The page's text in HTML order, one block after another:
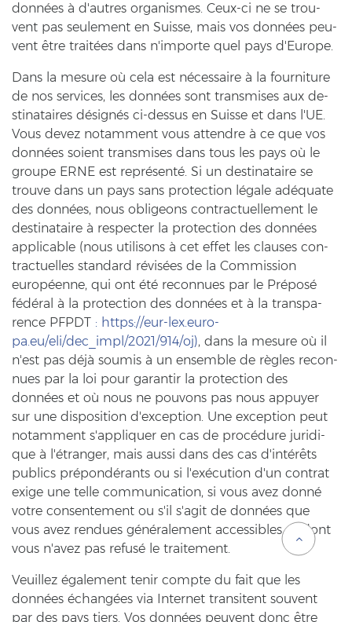
données à d'autres or­ga­nis­mes. Ceux-​ci ne se trou­
vent pas seu­le­ment en Suis­se, mais vos données peu­
vent être traitées dans n'im­por­te quel pays d'Eu­ro­pe.
Dans la me­su­re où cela est nécessaire à la four­ni­tu­re
de nos ser­vices, les données sont trans­mi­ses aux de­
sti­na­tai­res désignés ci-​dessus en Suis­se et dans l'UE.
Vous devez no­tam­ment vous at­tend­re à ce que vos
données soient trans­mi­ses dans tous les pays où le
grou­pe ERNE est représenté. Si un de­sti­na­tai­re se
trouve dans un pays sans pro­tec­tion légale adéquate
des données, nous ob­li­ge­ons con­trac­tu­el­le­ment le
de­sti­na­tai­re à re­spec­ter la pro­tec­tion des données
ap­pli­ca­ble (nous uti­li­sons à cet effet les clau­ses con­
trac­tu­el­les stan­dard révisées de la Com­mis­si­on
européenne, qui ont été re­con­nues par le Préposé
fédéral à la pro­tec­tion des données et à la trans­pa­
rence PFPDT : https://eur-​lex.eu­ro­
pa.eu/eli/dec_impl/2021/914/oj), dans la me­su­re où il
n'est pas déjà sou­mis à un en­sem­ble de règles re­con­
nues par la loi pour ga­ran­tir la pro­tec­tion des
données et où nous ne pou­vons pas nous ap­puy­er
sur une dis­po­si­ti­on d'ex­cep­ti­on. Une ex­cep­ti­on peut
no­tam­ment s'ap­pli­quer en cas de procédure ju­ri­di­
que à l'étranger, mais aussi dans des cas d'intérêts
pu­blics prépondérants ou si l'exécution d'un cont­rat
exige une telle com­mu­ni­ca­ti­on, si vous avez donné
votre con­sen­te­ment ou s'il s'agit de données que
vous avez ren­du­es généralement ac­ces­si­bles et dont
vous n'avez pas refusé le trai­te­ment.
Veuil­lez également tenir comp­te du fait que les
données échangées via In­ter­net tran­sitent sou­vent
par des pays tiers. Vos données peu­vent donc être